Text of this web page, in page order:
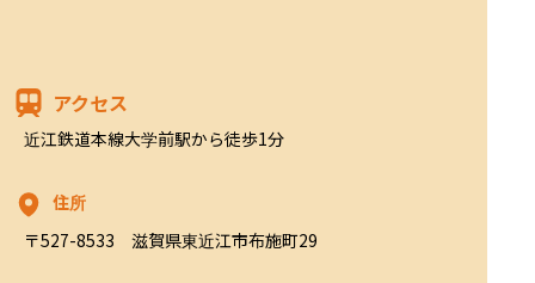
アクセス
近江鉄道本線大学前駅から徒歩1分
住所
〒527-8533　滋賀県東近江市布施町29